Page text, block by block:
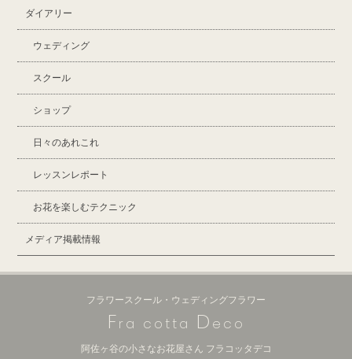
ダイアリー
ウェディング
スクール
ショップ
日々のあれこれ
レッスンレポート
お花を楽しむテクニック
メディア掲載情報
フラワースクール・ウェディングフラワー
Fra cotta D eco
阿佐ヶ谷の小さなお花屋さん フラコッタデコ